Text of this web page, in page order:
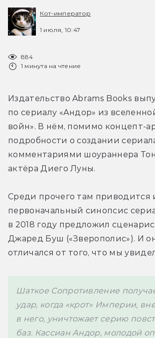
Кот-император
1 июля, 10:47
884
1 минута на чтение
Издательство Abrams Books
по сериалу «Андор» из
войн». В нём, помимо концепт-
подробности о создании
комментариями шоураннера
актёра Диего Луны.
Среди прочего там приводится
первоначальный синопсис
в 2018 году предложил
Джаред Буш («Зверополис»). И
Шаткое Сопротивление
удар, когда «крот» Империи,
в него, уничтожает серию
баз. Кассиан Андор, молодой